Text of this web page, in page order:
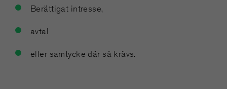
Berättigat intresse,
avtal
eller samtycke där så krävs.